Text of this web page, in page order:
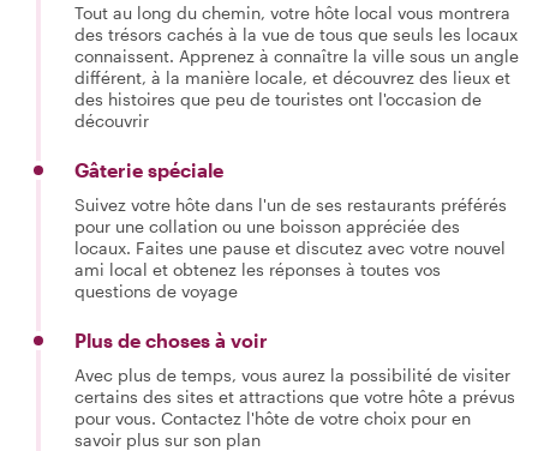
Tout au long du chemin, votre hôte local vous montrera
des trésors cachés à la vue de tous que seuls les locaux
connaissent. Apprenez à connaître la ville sous un angle
différent, à la manière locale, et découvrez des lieux et
des histoires que peu de touristes ont l'occasion de
découvrir
Gâterie spéciale
Suivez votre hôte dans l'un de ses restaurants préférés
pour une collation ou une boisson appréciée des
locaux. Faites une pause et discutez avec votre nouvel
ami local et obtenez les réponses à toutes vos
questions de voyage
Plus de choses à voir
Avec plus de temps, vous aurez la possibilité de visiter
certains des sites et attractions que votre hôte a prévus
pour vous. Contactez l'hôte de votre choix pour en
savoir plus sur son plan